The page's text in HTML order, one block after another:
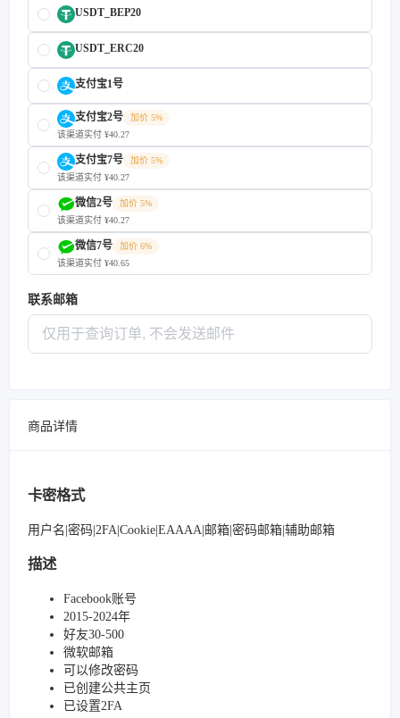
USDT_BEP20
USDT_ERC20
支付宝1号
支付宝2号
加价 5%
该渠道实付 ¥40.27
支付宝7号
加价 5%
该渠道实付 ¥40.27
微信2号
加价 5%
该渠道实付 ¥40.27
微信7号
加价 6%
该渠道实付 ¥40.65
联系邮箱
商品详情
卡密格式
用户名|密码|2FA|Cookie|EAAAA|邮箱|密码邮箱|辅助邮箱
描述
Facebook账号
2015-2024年
好友30-500
微软邮箱
可以修改密码
已创建公共主页
已设置2FA